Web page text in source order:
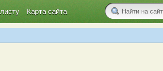
Карта сайта